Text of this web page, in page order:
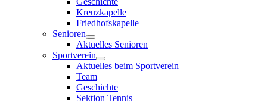
Kreuzkapelle
Friedhofskapelle
Senioren
Aktuelles Senioren
Sportverein
Aktuelles beim Sportverein
Team
Geschichte
Sektion Tennis